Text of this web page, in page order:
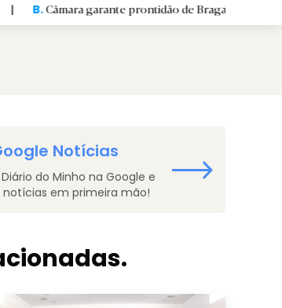
garante prontidão de Braga no resgate animal
Notícias
do Minho na Google e
notícias em primeira mão!